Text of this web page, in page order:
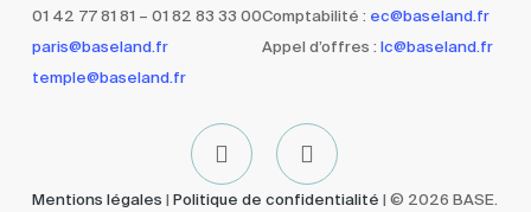
01 42 77 81 81 – 01 82 83 33 00
paris@baseland.fr
temple@baseland.fr
Comptabilité : ec@baseland.fr
Appel d’offres : lc@baseland.fr
Mentions légales | Politique de confidentialité | © 2026 BASE.